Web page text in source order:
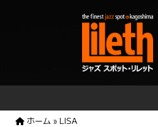
ホーム » LISA